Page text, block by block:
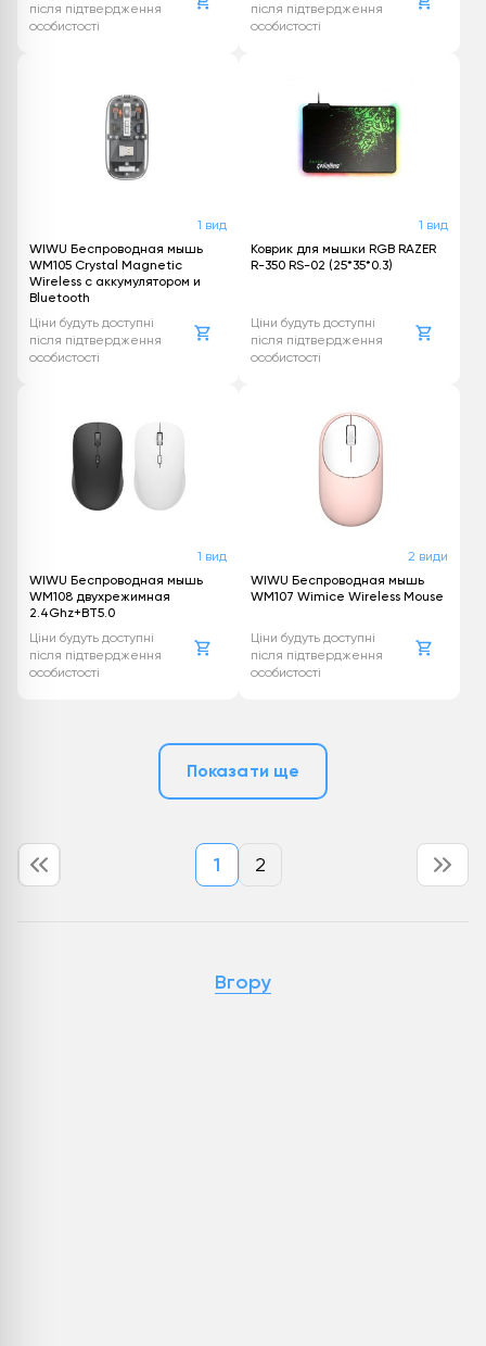
після підтвердження
особистості
після підтвердження
особистості
1 вид
WIWU Беспроводная мышь
WM105 Crystal Magnetic
Wireless с аккумулятором и
Bluetooth
Ціни будуть доступні
після підтвердження
особистості
1 вид
Коврик для мышки RGB RAZER
R-350 RS-02 (25*35*0.3)
Ціни будуть доступні
після підтвердження
особистості
1 вид
WIWU Беспроводная мышь
WM108 двухрежимная
2.4Ghz+BT5.0
Ціни будуть доступні
після підтвердження
особистості
2 види
WIWU Беспроводная мышь
WM107 Wimice Wireless Mouse
Ціни будуть доступні
після підтвердження
особистості
Показати ще
1 2
Вгору